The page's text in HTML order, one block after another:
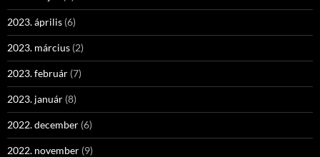
2023. április (6)
2023. március (2)
2023. február (7)
2023. január (8)
2022. december (6)
2022. november (9)